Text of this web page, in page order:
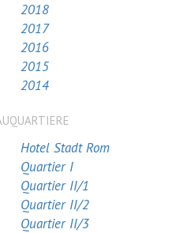
2018
2017
2016
2015
2014
Hotel Stadt Rom
Quartier I
Quartier II/1
Quartier II/2
Quartier II/3